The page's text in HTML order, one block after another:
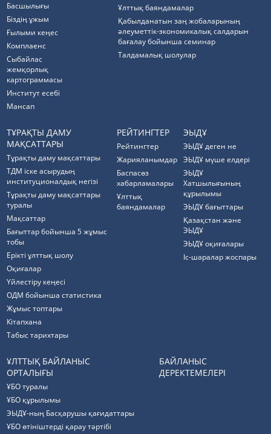
Басшылығы
Біздің ұжым
Ғылыми кеңес
Комплаенс
Cыбайлас
жемқорлық
картограммасы
Институт есебі
Мансап
Ұлттық баяндамалар
Қабылданатын заң жобаларының
әлеуметтік-экономикалық салдарын
бағалау бойынша семинар
Талдамалық шолулар
ТҰРАҚТЫ ДАМУ
МАҚСАТТАРЫ
Тұрақты даму мақсаттары
ТДМ іске асырудың
институционалдық негізі
Тұрақты даму мақсаттары
туралы
Мақсаттар
Бағыттар бойынша 5 жұмыс
тобы
Ерікті ұлттық шолу
Оқиғалар
Үйлестіру кеңесі
ОДМ бойынша статистика
Жұмыс топтары
Кітапхана
Табыс тарихтары
РЕЙТИНГТЕР
Рейтингтер
Жарияланымдар
Баспасөз
хабарламалары
Ұлттық
баяндамалар
ЭЫДҰ
ЭЫДҰ деген не
ЭЫДҰ мүше елдері
ЭЫДҰ
Хатшылығының
құрылымы
ЭЫДҰ бағыттары
Қазақстан және
ЭЫДҰ
ЭЫДҰ оқиғалары
Іс-шаралар жоспары
ҰЛТТЫҚ БАЙЛАНЫС
ОРТАЛЫҒЫ
ҰБО туралы
ҰБО құрылымы
ЭЫДҰ-ның Басқарушы қағидаттары
ҰБО өтініштерді қарау тәртібі
БАЙЛАНЫС
ДЕРЕКТЕМЕЛЕРІ